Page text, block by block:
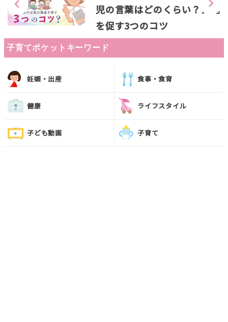
児の言葉はどのくらい？発達
を促す3つのコツ
子育てポケットキーワード
妊娠・出産 食事・食育
健康 ライフスタイル
子ども動画 子育て